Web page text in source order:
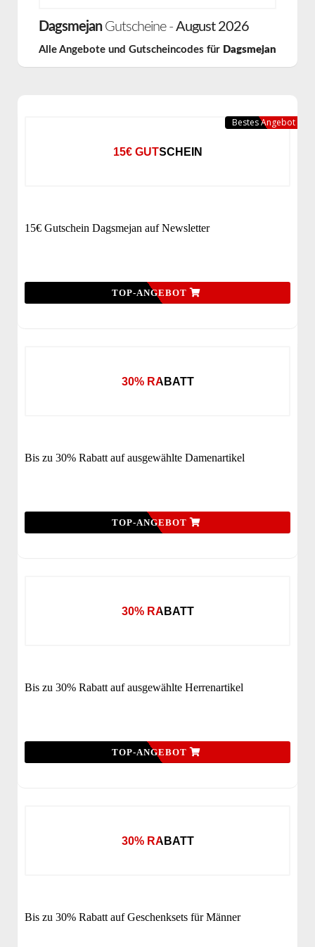
DagsmejanGutscheine - August 2026
Alle Angebote und Gutscheincodes für Dagsmejan
15€ GUTSCHEIN
15€ Gutschein Dagsmejan auf Newsletter
TOP-ANGEBOT
Bestes Angebot
30% RABATT
Bis zu 30% Rabatt auf ausgewählte Damenartikel
TOP-ANGEBOT
30% RABATT
Bis zu 30% Rabatt auf ausgewählte Herrenartikel
TOP-ANGEBOT
30% RABATT
Bis zu 30% Rabatt auf Geschenksets für Männer